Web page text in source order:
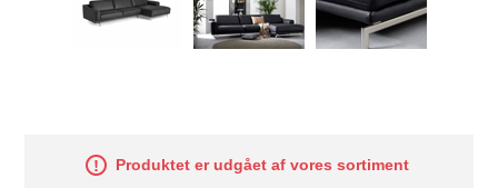
Produktet er udgået af vores sortiment